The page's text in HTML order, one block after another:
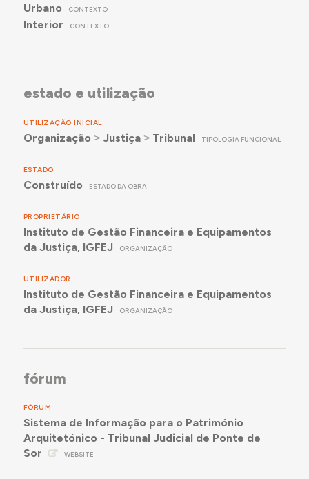
Urbano CONTEXTO
Interior CONTEXTO
estado e utilização
UTILIZAÇÃO INICIAL
Organização ˃ Justiça˃ Tribunal TIPOLOGIA FUNCIONAL
ESTADO
Construído ESTADO DA OBRA
PROPRIETÁRIO
Instituto de Gestão Financeira e Equipamentos
da Justiça, IGFEJ
ORGANIZAÇÃO
UTILIZADOR
Instituto de Gestão Financeira e Equipamentos
da Justiça, IGFEJ
ORGANIZAÇÃO
fórum
FÓRUM
Sistema de Informação para o Património
Arquitetónico - Tribunal Judicial de Ponte de
Sor
WEBSITE